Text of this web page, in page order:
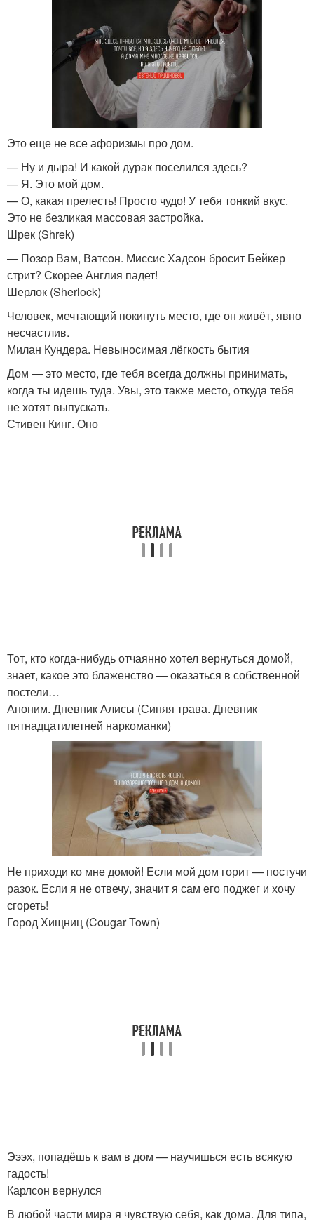
Это еще не все афоризмы про дом.
— Ну и дыра! И какой дурак поселился здесь?
— Я. Это мой дом.
— О, какая прелесть! Просто чудо! У тебя тонкий вкус.
Это не безликая массовая застройка.
Шрек (Shrek)
— Позор Вам, Ватсон. Миссис Хадсон бросит Бейкер
стрит? Скорее Англия падет!
Шерлок (Sherlock)
Человек, мечтающий покинуть место, где он живёт, явно
несчастлив.
Милан Кундера. Невыносимая лёгкость бытия
Дом — это место, где тебя всегда должны принимать,
когда ты идешь туда. Увы, это также место, откуда тебя
не хотят выпускать.
Стивен Кинг. Оно
Тот, кто когда-нибудь отчаянно хотел вернуться домой,
знает, какое это блаженство — оказаться в собственной
постели…
Аноним. Дневник Алисы (Синяя трава. Дневник
пятнадцатилетней наркоманки)
Не приходи ко мне домой! Если мой дом горит — постучи
разок. Если я не отвечу, значит я сам его поджег и хочу
сгореть!
Город Хищниц (Cougar Town)
Эээх, попадёшь к вам в дом — научишься есть всякую
гадость!
Карлсон вернулся
В любой части мира я чувствую себя, как дома. Для типа,